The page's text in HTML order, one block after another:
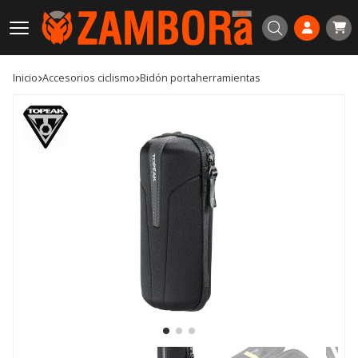
Buscar
Inicio accesorios ciclismo bidón portaherramientas